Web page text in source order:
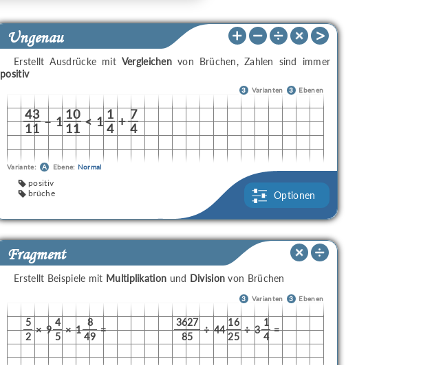
Ungenau
Erstellt Ausdrücke mit Vergleichen von Brüchen, Zahlen sind immer
positiv
3 Varianten 3 Ebenen
43 – 1 10 < 1 1 + 7
11
11 4 4
Variante: A Ebene: Normal
positiv
brüche
Optionen
Fragment
Erstellt Beispiele mit Multiplikation und Division von Brüchen
3 Varianten 3 Ebenen
5
× 9
4
× 1
8
=
2 5 49
3627
÷ 44
16
÷ 3
1
=
85 25 4